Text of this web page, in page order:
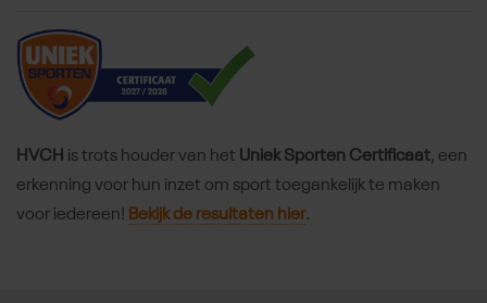
HVCH is trots houder van het Uniek Sporten Certificaat, een
erkenning voor hun inzet om sport toegankelijk te maken
voor iedereen! Bekijk de resultaten hier.